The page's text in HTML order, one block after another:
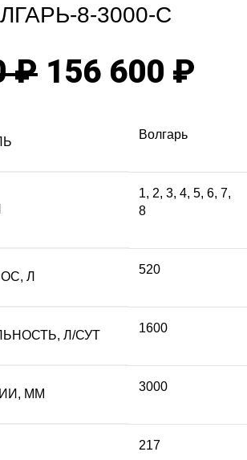
8-3000-С
₽
составляла
000 ₽.
156 600 ₽
Волгарь
1, 2, 3, 4, 5, 6, 7,
8
Л
520
Л/СУТ
1600
ММ
3000
217